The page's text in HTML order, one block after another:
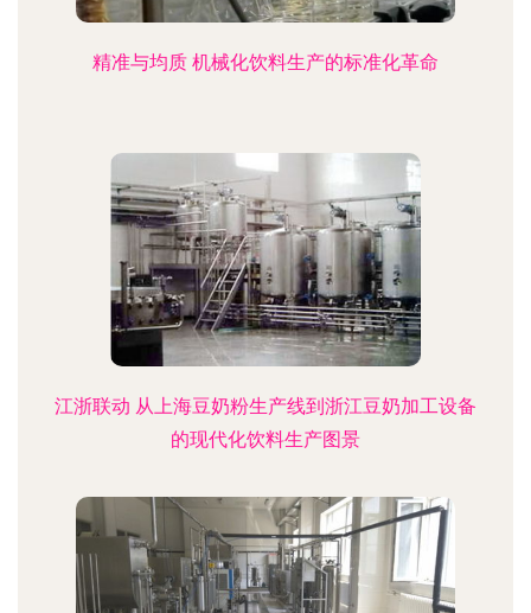
精准与均质 机械化饮料生产的标准化革命
江浙联动 从上海豆奶粉生产线到浙江豆奶加工设备
的现代化饮料生产图景